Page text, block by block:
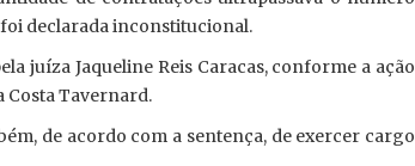
declarada inconstitucional.
juíza Jaqueline Reis Caracas, conforme a ação
Costa Tavernard.
de acordo com a sentença, de exercer cargo